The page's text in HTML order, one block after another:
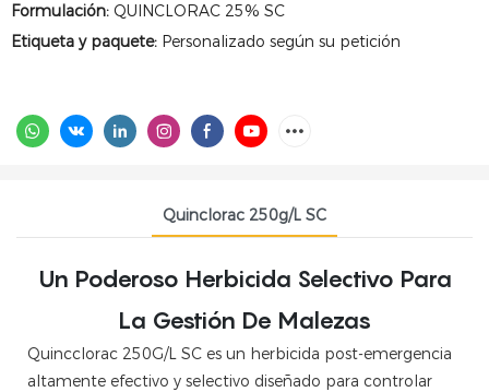
Formulación: QUINCLORAC 25% SC
Etiqueta y paquete: Personalizado según su petición
Quinclorac 250g/L SC
Un Poderoso Herbicida Selectivo Para
La Gestión De Malezas
Quincclorac 250G/L SC es un herbicida post-emergencia
altamente efectivo y selectivo diseñado para controlar